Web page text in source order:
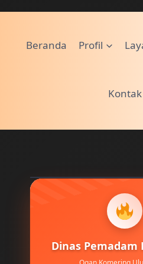
Beranda Profil
Dinas Pemadam